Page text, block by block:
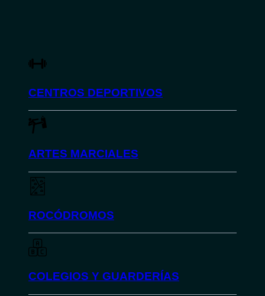
CENTROS DEPORTIVOS
ARTES MARCIALES
ROCÓDROMOS
COLEGIOS Y GUARDERÍAS